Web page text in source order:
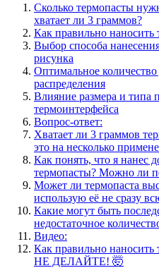
Сколько термопасты
хватает ли 3 граммов?
Как правильно наносить
Выбор способа
рисунка
Оптимальное
распределения
Влияние размера и типа
термоинтерфейса
Вопрос-ответ:
Хватает ли 3 граммов
это на несколько
Как понять, что я нанес
термопасты? Можно ли
Может ли термопаста
использую её не сразу
Какие могут быть
недостаточное
Видео:
Как правильно
НЕ ДЕЛАЙТЕ! 🤯